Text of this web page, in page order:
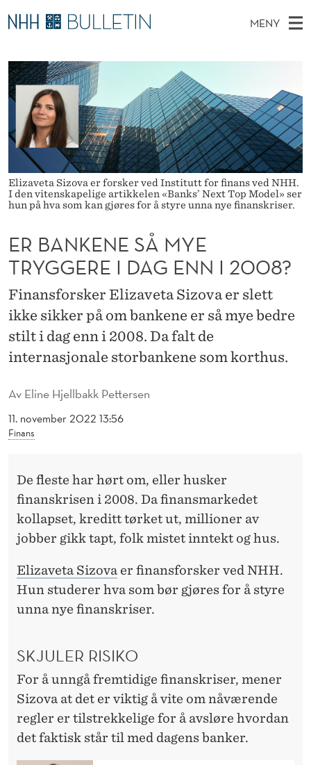
E
R
B
A
K
N
S
Å
M
Y
E
R
Y
MENY
O
V
E
D
M
N
Y
Ø
K
I
N
E
S
T
T
Stipendiater og nye forskerprofiler
Disputaser
Ekspertutvalg
Om Bulletin
Elizaveta Sizova er forsker ved Institutt for finans ved NHH.
I den vitenskapelige artikkelen «Banks’ Next Top Model» ser
hun på hva som kan gjøres for å styre unna nye finanskriser.
Av Eline Hjellbakk Pettersen
11. november 2022 13:56
Finans
ER BANKENE SÅ MYE
TRYGGERE I DAG ENN I 2008?
Finansforsker Elizaveta Sizova er slett
ikke sikker på om bankene er så mye bedre
stilt i dag enn i 2008. Da falt de
internasjonale storbankene som korthus.
De fleste har hørt om, eller husker
finanskrisen i 2008. Da finansmarkedet
kollapset, kreditt tørket ut, millioner av
jobber gikk tapt, folk mistet inntekt og hus.
Elizaveta Sizova er finansforsker ved NHH.
Hun studerer hva som bør gjøres for å styre
unna nye finanskriser.
SKJULER RISIKO
For å unngå fremtidige finanskriser, mener
Sizova at det er viktig å vite om nåværende
regler er tilstrekkelige for å avsløre hvordan
det faktisk står til med dagens banker.